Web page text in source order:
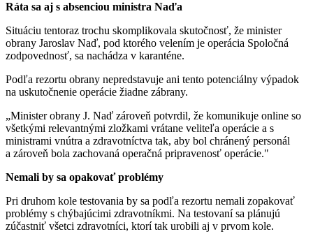
Ráta sa aj s absenciou ministra Naďa
Situáciu tentoraz trochu skomplikovala skutočnosť, že minister
obrany Jaroslav Naď, pod ktorého velením je operácia Spoločná
zodpovednosť, sa nachádza v karanténe.
Podľa rezortu obrany nepredstavuje ani tento potenciálny výpadok
na uskutočnenie operácie žiadne zábrany.
„Minister obrany J. Naď zároveň potvrdil, že komunikuje online so
všetkými relevantnými zložkami vrátane veliteľa operácie a s
ministrami vnútra a zdravotníctva tak, aby bol chránený personál
a zároveň bola zachovaná operačná pripravenosť operácie."
Nemali by sa opakovať problémy
Pri druhom kole testovania by sa podľa rezortu nemali zopakovať
problémy s chýbajúcimi zdravotníkmi. Na testovaní sa plánujú
zúčastniť všetci zdravotníci, ktorí tak urobili aj v prvom kole.